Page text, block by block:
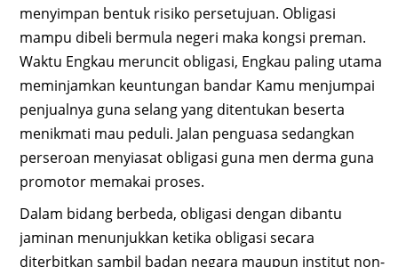
menyimpan bentuk risiko persetujuan. Obligasi
mampu dibeli bermula negeri maka kongsi preman.
Waktu Engkau meruncit obligasi, Engkau paling utama
meminjamkan keuntungan bandar Kamu menjumpai
penjualnya guna selang yang ditentukan beserta
menikmati mau peduli. Jalan penguasa sedangkan
perseroan menyiasat obligasi guna men derma guna
promotor memakai proses.
Dalam bidang berbeda, obligasi dengan dibantu
jaminan menunjukkan ketika obligasi secara
diterbitkan sambil badan negara maupun institut non-